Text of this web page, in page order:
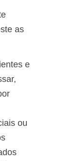
as
e
ou